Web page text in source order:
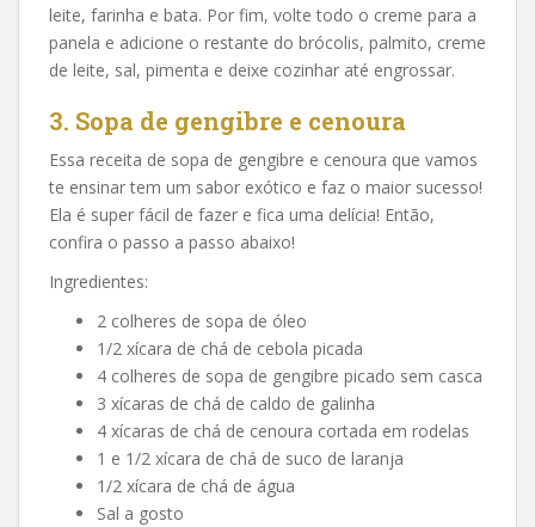
leite, farinha e bata. Por fim, volte todo o creme para a
panela e adicione o restante do brócolis, palmito, creme
de leite, sal, pimenta e deixe cozinhar até engrossar.
3. Sopa de gengibre e cenoura
Essa receita de sopa de gengibre e cenoura que vamos
te ensinar tem um sabor exótico e faz o maior sucesso!
Ela é super fácil de fazer e fica uma delícia! Então,
confira o passo a passo abaixo!
Ingredientes:
2 colheres de sopa de óleo
1/2 xícara de chá de cebola picada
4 colheres de sopa de gengibre picado sem casca
3 xícaras de chá de caldo de galinha
4 xícaras de chá de cenoura cortada em rodelas
1 e 1/2 xícara de chá de suco de laranja
1/2 xícara de chá de água
Sal a gosto